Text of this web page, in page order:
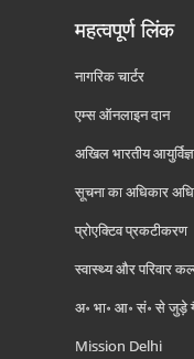
महत्वपूर्ण लिंक
नागरिक चार्टर
एम्स ऑनलाइन दान
अखिल भारतीय
सूचना का अधिकार
प्रोएक्टिव प्रकटीकरण
स्वास्थ्य और परिवार
अ॰ भा॰ आ॰ सं॰ से जुड़े
Mission Delhi